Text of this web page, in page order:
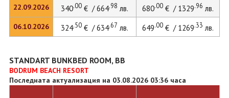
22.09.2026
06.10.2026
340.00€ / 664.98 лв. 680.00€ / 1329.96 лв.
324.50€ / 634.67 лв. 649.00€ / 1269.33 лв.
STANDART BUNKBED ROOM, BB
BODRUM BEACH RESORT
Последната актуализация на 03.08.2026 03:36 часа